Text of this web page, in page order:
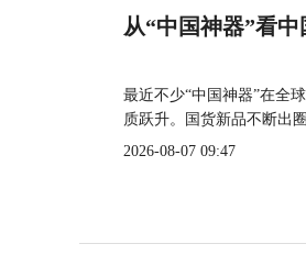
从“中国神器”看
最近不少“中国神器”在全
质跃升。国货新品不断出
2026-08-07 09:47